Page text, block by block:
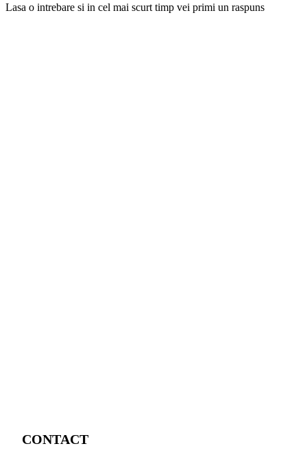
Lasa o intrebare si in cel mai scurt timp vei primi un raspuns
CONTACT